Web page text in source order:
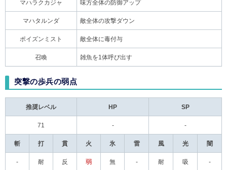
マハラクカジャ 味方全体の防御アップ
マハタルンダ 敵全体の攻撃ダウン
ポイズンミスト 敵全体に毒付与
召喚 雑魚を1体呼び出す
突撃の歩兵の弱点
推奨レベル HP SP
71 - -
斬 打 貫 火 氷 雷 風 光 闇
- 耐 反 弱 無 - 耐 吸 -